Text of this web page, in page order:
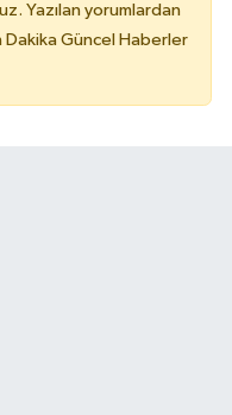
Yazılan yorumlardan
Dakika Güncel Haberler